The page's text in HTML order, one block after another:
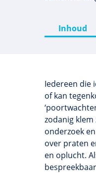
Inhoud
Iedereen die
of kan
zodanig
onderzoek
over praten
en oplucht.